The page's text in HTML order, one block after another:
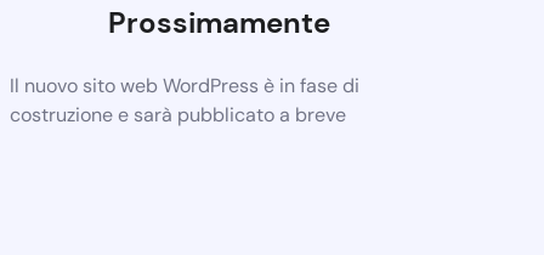
Prossimamente
Il nuovo sito web WordPress è in fase di
costruzione e sarà pubblicato a breve